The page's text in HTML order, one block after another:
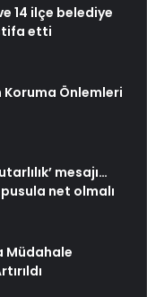
14 ilçe belediye
etti
Koruma Önlemleri
mesajı…
net olmalı
Müdahale